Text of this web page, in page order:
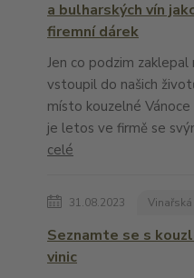
a bulharských vín
firemní dárek
Jen co podzim zaklepal
vstoupil do našich
místo kouzelné
je letos ve firmě se
celé
31.08.2023
Seznamte se s
vinic